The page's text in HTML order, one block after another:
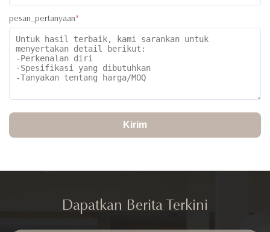
pesan_pertanyaan*
Kirim
Dapatkan Berita Terkini